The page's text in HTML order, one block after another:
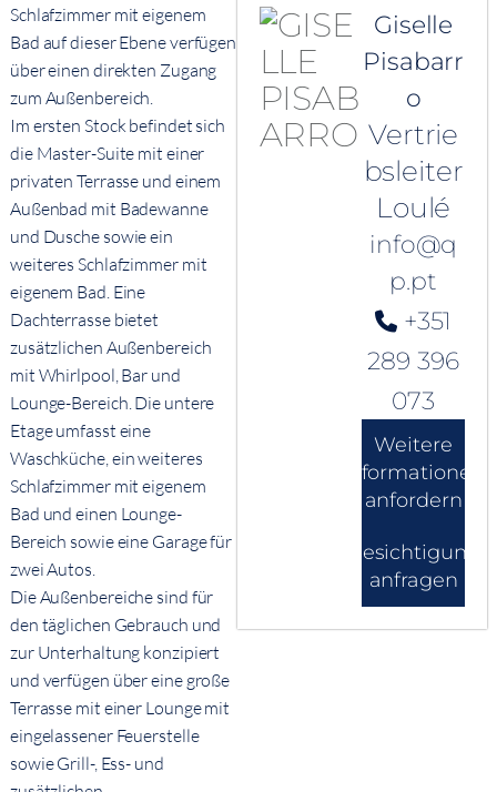
Schlafzimmer mit eigenem
Bad auf dieser Ebene verfügen
über einen direkten Zugang
zum Außenbereich.
Im ersten Stock befindet sich
die Master-Suite mit einer
privaten Terrasse und einem
Außenbad mit Badewanne
und Dusche sowie ein
weiteres Schlafzimmer mit
eigenem Bad. Eine
Dachterrasse bietet
zusätzlichen Außenbereich
mit Whirlpool, Bar und
Lounge-Bereich. Die untere
Etage umfasst eine
Waschküche, ein weiteres
Schlafzimmer mit eigenem
Bad und einen Lounge-
Bereich sowie eine Garage für
zwei Autos.
Die Außenbereiche sind für
den täglichen Gebrauch und
zur Unterhaltung konzipiert
und verfügen über eine große
Terrasse mit einer Lounge mit
eingelassener Feuerstelle
sowie Grill-, Ess- und
Giselle
Pisabarr
o
Vertrie
bsleiter
Loulé
info@q
p.pt
+351
289 396
073
Weitere
Informationen
anfordern
Besichtigung
anfragen